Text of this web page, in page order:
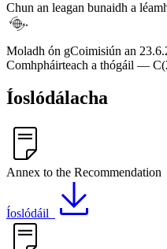
Chun an leagan bunaidh a
.
Moladh ón gCoimisiún an
Comhpháirteach a thógáil —
Íoslódálacha
Annex to the Recommendation
Íoslódáil